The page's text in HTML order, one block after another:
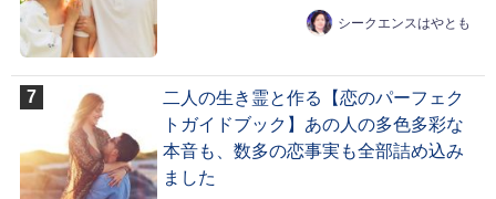
シークエンスはやとも
二人の生き霊と作る【恋のパーフェク
トガイドブック】あの人の多色多彩な
本音も、数多の恋事実も全部詰め込み
ました